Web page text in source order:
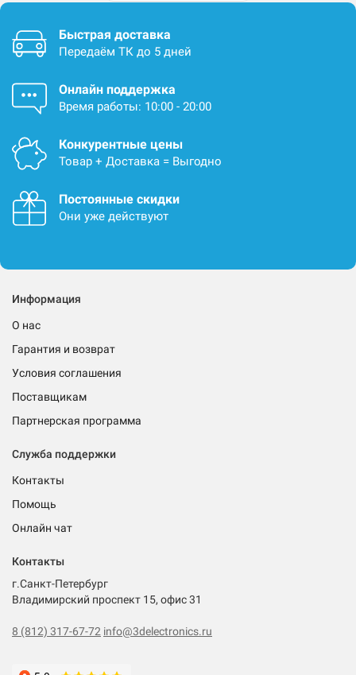
Быстрая доставка
Передаём ТК до 5 дней
Онлайн поддержка
Время работы: 10:00 - 20:00
Конкурентные цены
Товар + Доставка = Выгодно
Постоянные скидки
Они уже действуют
Информация
О нас
Гарантия и возврат
Условия соглашения
Поставщикам
Партнерская программа
Служба поддержки
Контакты
Помощь
Онлайн чат
Контакты
г.Санкт-Петербург
Владимирский проспект 15, офис 31
8 (812) 317-67-72 info@3delectronics.ru